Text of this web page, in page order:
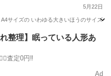
5月22日
サイズの いわゆる大きいほうのサイズ
セレモニー
れ整理】眠っている人形あ
査定0円‼️
Ad